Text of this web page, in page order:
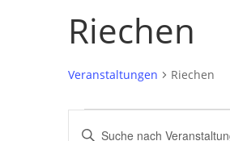
Riechen
Veranstaltungen Riechen
Bitte